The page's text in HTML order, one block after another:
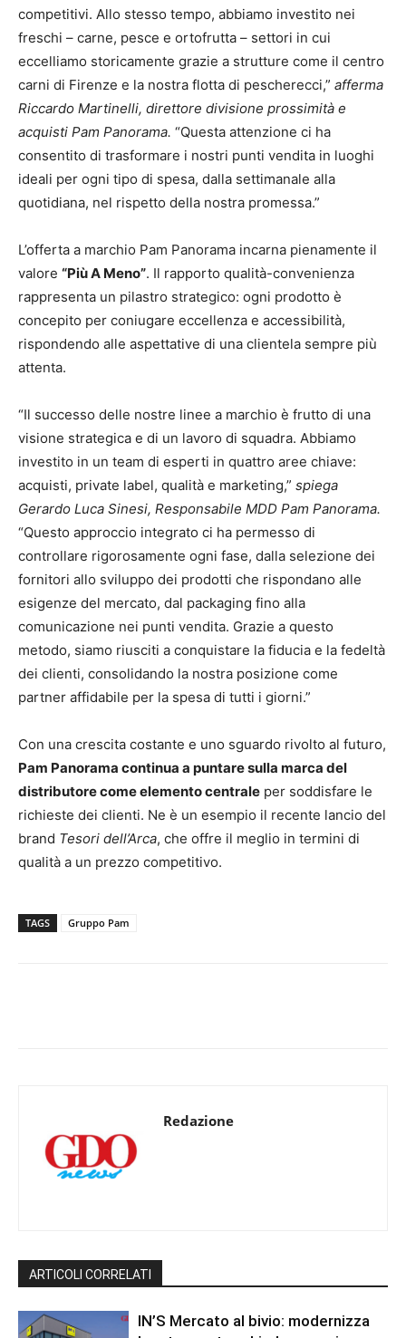
competitivi. Allo stesso tempo, abbiamo investito nei
freschi – carne, pesce e ortofrutta – settori in cui
eccelliamo storicamente grazie a strutture come il centro
carni di Firenze e la nostra flotta di pescherecci,” afferma
Riccardo Martinelli, direttore divisione prossimità e
acquisti Pam Panorama. “Questa attenzione ci ha
consentito di trasformare i nostri punti vendita in luoghi
ideali per ogni tipo di spesa, dalla settimanale alla
quotidiana, nel rispetto della nostra promessa.”
L’offerta a marchio Pam Panorama incarna pienamente il
valore “Più A Meno”. Il rapporto qualità-convenienza
rappresenta un pilastro strategico: ogni prodotto è
concepito per coniugare eccellenza e accessibilità,
rispondendo alle aspettative di una clientela sempre più
attenta.
“Il successo delle nostre linee a marchio è frutto di una
visione strategica e di un lavoro di squadra. Abbiamo
investito in un team di esperti in quattro aree chiave:
acquisti, private label, qualità e marketing,” spiega
Gerardo Luca Sinesi, Responsabile MDD Pam Panorama.
“Questo approccio integrato ci ha permesso di
controllare rigorosamente ogni fase, dalla selezione dei
fornitori allo sviluppo dei prodotti che rispondano alle
esigenze del mercato, dal packaging fino alla
comunicazione nei punti vendita. Grazie a questo
metodo, siamo riusciti a conquistare la fiducia e la fedeltà
dei clienti, consolidando la nostra posizione come
partner affidabile per la spesa di tutti i giorni.”
Con una crescita costante e uno sguardo rivolto al futuro,
Pam Panorama continua a puntare sulla marca del
distributore come elemento centrale per soddisfare le
richieste dei clienti. Ne è un esempio il recente lancio del
brand Tesori dell’Arca, che offre il meglio in termini di
qualità a un prezzo competitivo.
TAGS Gruppo Pam
Redazione
ARTICOLI CORRELATI
IN’S Mercato al bivio: modernizza